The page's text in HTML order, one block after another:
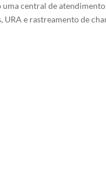
central de
URA e rastreamento de